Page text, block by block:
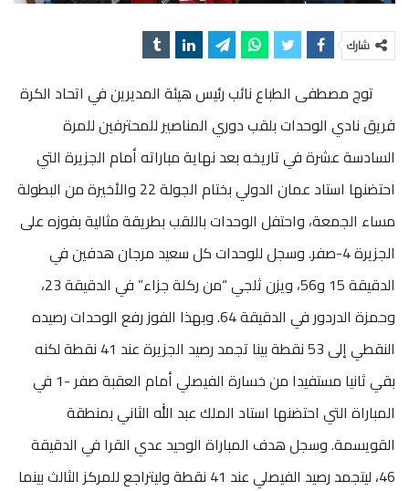
شارك
توج مصطفى الطباع نائب رئيس هيئة المديرين في اتحاد الكرة
فريق نادي الوحدات بلقب دوري المناصير للمحترفين للمرة
السادسة عشرة في تاريخه بعد نهاية مباراته أمام الجزيرة التي
احتضنها استاد عمان الدولي بختام الجولة 22 والأخيرة من البطولة
مساء الجمعة، واحتفل الوحدات باللقب بطريقة مثالية بفوزه على
الجزيرة 4-صفر. وسجل للوحدات كل سعيد مرجان هدفين في
الدقيقة 15 و56، ويزن ثلجي “من ركلة جزاء” في الدقيقة 23،
وحمزة الدردور في الدقيقة 64. وبهذا الفوز رفع الوحدات رصيده
النقطي إلى 53 نقطة بينا تجمد رصيد الجزيرة عند 41 نقطة لكنه
بقي ثانيا مستفيدا من خسارة الفيصلي أمام العقبة صفر -1 في
المباراة التي احتضنها استاد الملك عبد الله الثاني بمنطقة
القويسمة. وسجل هدف المباراة الوحيد عدي القرا في الدقيقة
46، ليتجمد رصيد الفيصلي عند 41 نقطة وليتراجع للمركز الثالث بينما